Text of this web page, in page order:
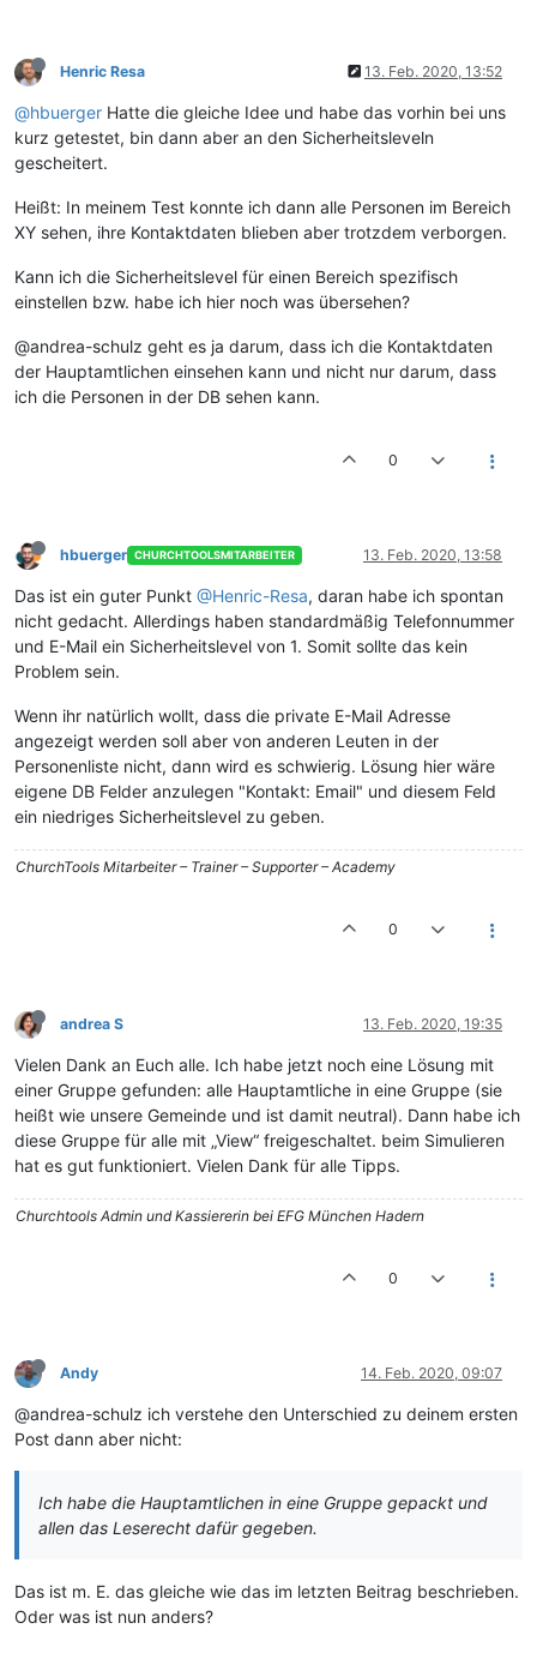
Henric Resa 13. Feb. 2020, 13:52
@hbuerger Hatte die gleiche Idee und habe das vorhin bei uns
kurz getestet, bin dann aber an den Sicherheitsleveln
gescheitert.
Heißt: In meinem Test konnte ich dann alle Personen im Bereich
XY sehen, ihre Kontaktdaten blieben aber trotzdem verborgen.
Kann ich die Sicherheitslevel für einen Bereich spezifisch
einstellen bzw. habe ich hier noch was übersehen?
@andrea-schulz geht es ja darum, dass ich die Kontaktdaten
der Hauptamtlichen einsehen kann und nicht nur darum, dass
ich die Personen in der DB sehen kann.
0
hbuerger CHURCHTOOLSMITARBEITER 13. Feb. 2020, 13:58
Das ist ein guter Punkt @Henric-Resa, daran habe ich spontan
nicht gedacht. Allerdings haben standardmäßig Telefonnummer
und E-Mail ein Sicherheitslevel von 1. Somit sollte das kein
Problem sein.
Wenn ihr natürlich wollt, dass die private E-Mail Adresse
angezeigt werden soll aber von anderen Leuten in der
Personenliste nicht, dann wird es schwierig. Lösung hier wäre
eigene DB Felder anzulegen "Kontakt: Email" und diesem Feld
ein niedriges Sicherheitslevel zu geben.
ChurchTools Mitarbeiter – Trainer – Supporter – Academy
0
andrea S 13. Feb. 2020, 19:35
Vielen Dank an Euch alle. Ich habe jetzt noch eine Lösung mit
einer Gruppe gefunden: alle Hauptamtliche in eine Gruppe (sie
heißt wie unsere Gemeinde und ist damit neutral). Dann habe ich
diese Gruppe für alle mit „View“ freigeschaltet. beim Simulieren
hat es gut funktioniert. Vielen Dank für alle Tipps.
Churchtools Admin und Kassiererin bei EFG München Hadern
0
Andy 14. Feb. 2020, 09:07
@andrea-schulz ich verstehe den Unterschied zu deinem ersten
Post dann aber nicht:
Ich habe die Hauptamtlichen in eine Gruppe gepackt und
allen das Leserecht dafür gegeben.
Das ist m. E. das gleiche wie das im letzten Beitrag beschrieben.
Oder was ist nun anders?